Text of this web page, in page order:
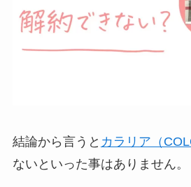
結論から言うと カラリア（
ないといった事はありません。